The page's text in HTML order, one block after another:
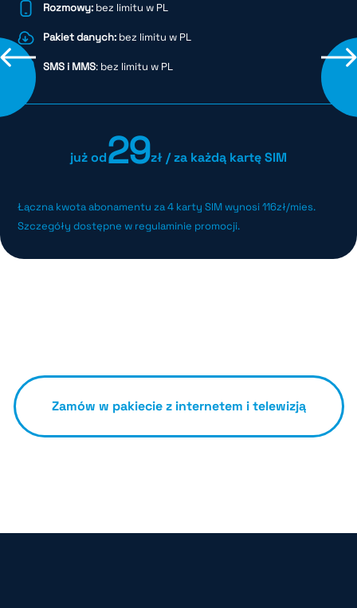
Rozmowy:bez limitu w PL
Pakiet danych:bez limitu w PL
SMS i MMS: bez limitu w PL
już od29zł / za każdą kartę SIM
Łączna kwota abonamentu za 4 karty SIM wynosi 116zł/mies.
Szczegóły dostępne w regulaminie promocji.
Zamów w pakiecie z internetem i telewizją